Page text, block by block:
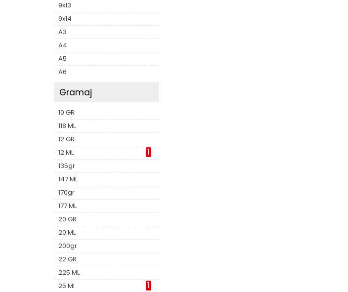
9x13
9x14
A3
A4
A5
A6
Gramaj
10 GR
118 ML
12 GR
12 ML
1
135gr
147 ML
170gr
177 ML
20 GR
20 ML
200gr
22 GR
225 ML
25 Ml
1